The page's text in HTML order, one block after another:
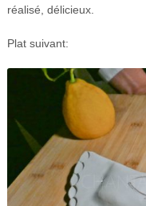
réalisé, délicieux.
Plat suivant: